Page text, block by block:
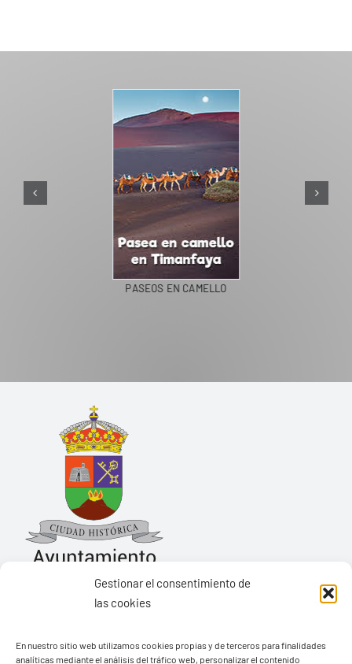
Gestionar el consentimiento de
las cookies
En nuestro sitio web utilizamos cookies propias y de terceros para finalidades
analíticas mediante el análisis del tráfico web, personalizar el contenido
PASEOS EN CAMELLO
Pza. de Los Remedios, 1